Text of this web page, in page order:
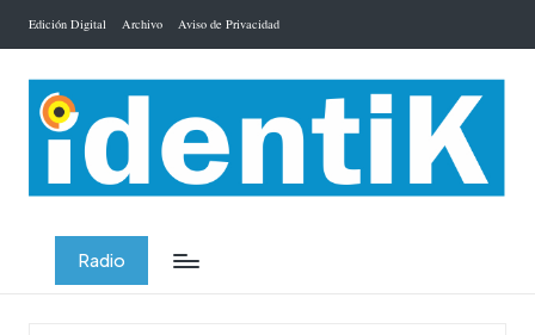
Saltar
contenido
Edición Digital Archivo Aviso de Privacidad
Radio